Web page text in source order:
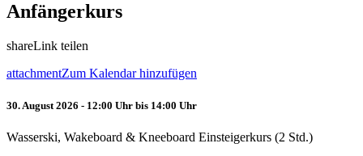
Anfängerkurs
shareLink teilen
attachmentZum Kalendar hinzufügen
30. August 2026 - 12:00 Uhr bis 14:00 Uhr
Wasserski, Wakeboard & Kneeboard Einsteigerkurs (2 Std.)